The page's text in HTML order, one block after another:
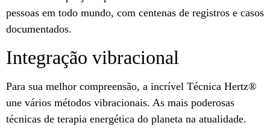
pessoas em todo mundo, com centenas de registros e casos
documentados.
Integração vibracional
Para sua melhor compreensão, a incrível Técnica Hertz®️
une vários métodos vibracionais. As mais poderosas
técnicas de terapia energética do planeta na atualidade.